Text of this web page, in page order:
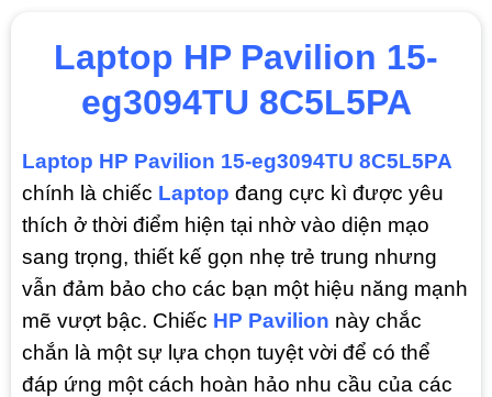
Laptop HP Pavilion 15-
eg3094TU 8C5L5PA
Laptop HP Pavilion 15-eg3094TU 8C5L5PA
chính là chiếc Laptop đang cực kì được yêu
thích ở thời điểm hiện tại nhờ vào diện mạo
sang trọng, thiết kế gọn nhẹ trẻ trung nhưng
vẫn đảm bảo cho các bạn một hiệu năng mạnh
mẽ vượt bậc. Chiếc HP Pavilion này chắc
chắn là một sự lựa chọn tuyệt vời để có thể
đáp ứng một cách hoàn hảo nhu cầu của các